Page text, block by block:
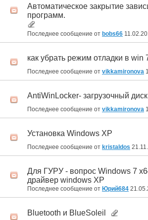
Автоматическое закрытие
программ.
Последнее сообщение от bobs66
как убрать режим отладки в win
Последнее сообщение от vikkamironova
AntiWinLocker- загрузочный диск
Последнее сообщение от vikkamironova
Установка Windows XP
Последнее сообщение от kristaldos
Для ГУРУ - вопрос Windows 7
драйвер windows XP
Последнее сообщение от Юрий684
Bluetooth и BlueSoleil